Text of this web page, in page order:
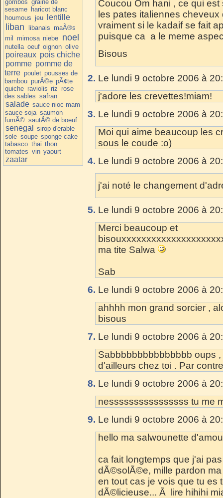
gombos graine de
sesame haricot blanc
houmous jeu lentille
liban libanais maÃ®s
mil mimosa niebe noel
nutella oeuf oignon olive
poireaux pois chiche
pomme pomme de
terre poulet pousses de
bambou purÃ©e pÃ¢te
quiche raviolis riz rose
des sables safran
salade sauce nioc mam
sauce soja saumon
fumÃ© sautÃ© de boeuf
senegal
sirop d'erable
sole soupe sponge cake
tabasco thai thon
tomates vin yaourt
zaatar
Coucou Om hani , ce qui
les pates italiennes
vraiment si le kadaif se fait
puisque ca a le meme
Bisous
2. Le lundi 9 octobre 2006 à
j'adore les crevettes!miam!
3. Le lundi 9 octobre 2006 à
Moi qui aime beaucoup les
sous le coude :o)
4. Le lundi 9 octobre 2006 à
j'ai noté le changement
5. Le lundi 9 octobre 2006 à
Merci beaucoup et
ma tite Salwa
Sab
6. Le lundi 9 octobre 2006 à
ahhhh mon grand sorcier ,
bisous
7. Le lundi 9 octobre 2006 à
Sabbbbbbbbbbbbbbb oups
d'ailleurs chez toi . Par
8. Le lundi 9 octobre 2006 à
nessssssssssssssss tu me
9. Le lundi 9 octobre 2006 à
hello ma salwounette
ca fait longtemps que j'ai
dÃ©solÃ©e, mille pardon
en tout cas je vois que tu es
dÃ©licieuse... Ã lire hihihi